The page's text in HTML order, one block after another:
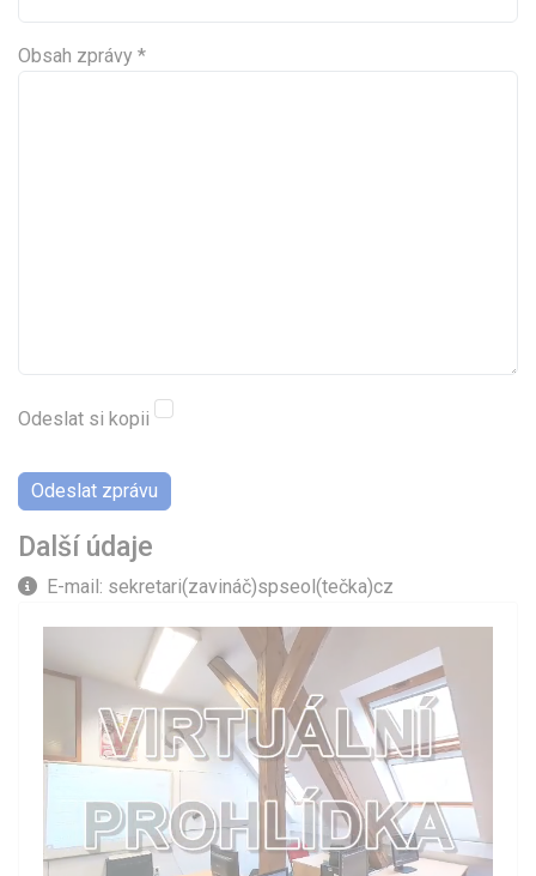
Obsah zprávy *
Odeslat si kopii
Odeslat zprávu
Další údaje
Další údaje
E-mail: sekretari(zavináč)spseol(tečka)cz